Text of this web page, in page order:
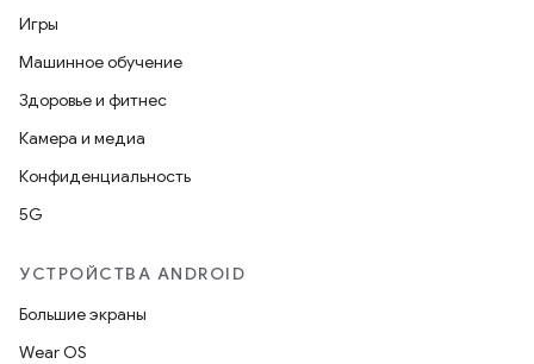
Игры
Машинное обучение
Здоровье и фитнес
Камера и медиа
Конфиденциальность
5G
УСТРОЙСТВА ANDROID
Большие экраны
Wear OS